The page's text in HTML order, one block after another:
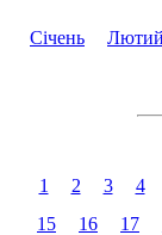
Січень Лютий
1 2 3 4
15
16 17